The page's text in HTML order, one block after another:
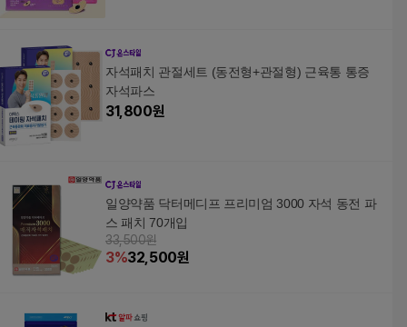
자석패치 관절세트 (동전형+관절형) 근육통 통증
자석파스
31,800원
일양약품 닥터메디프 프리미엄 3000 자석 동전 파
스 패치 70개입
33,500원
3%32,500원